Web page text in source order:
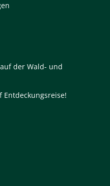
der Wald- und